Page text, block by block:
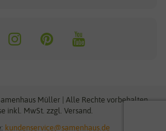
JUB Holland
Küpper
Müller | Alle Rechte vorbehalten.
inkl. MwSt. zzgl. Versand.
kundenservice@samenhaus.de